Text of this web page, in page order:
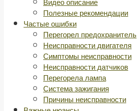
Полезные рекомендации
Частые ошибки
Перегорел предохранитель
Неисправности двигателя
Симптомы неисправности
Неисправности датчиков
Перегорела лампа
Система зажигания
Причины неисправности